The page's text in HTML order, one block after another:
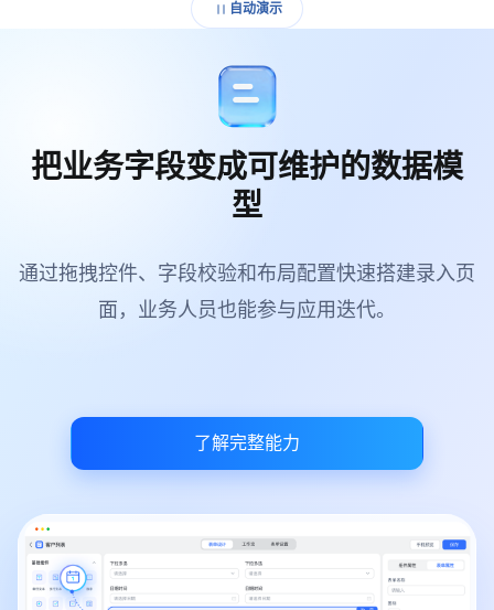
自动演示
把业务字段变成可维护的数据模
型
通过拖拽控件、字段校验和布局配置快速搭建录入页
面，业务人员也能参与应用迭代。
了解完整能力